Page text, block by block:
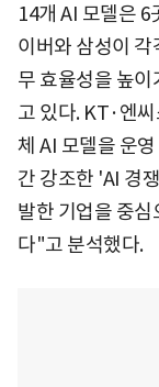
14개 AI 모델은 6
이버와 삼성이 각
무 효율성을 높
고 있다. KT·엔
체 AI 모델을 운
간 강조한 'AI 경
발한 기업을 중
다"고 분석했다.